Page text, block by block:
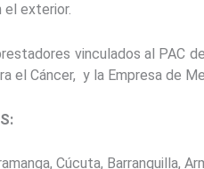
el exterior.
vinculados al PAC
el Cáncer, y la Empresa de
Cúcuta, Barranquilla,